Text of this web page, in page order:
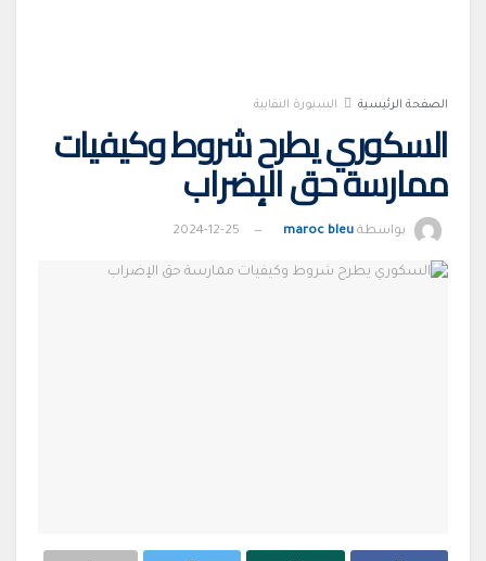
الصفحة الرئيسية السبورة النقابية
السكوري يطرح شروط وكيفيات
ممارسة حق الإضراب
بواسطة maroc bleu
2024-12-25